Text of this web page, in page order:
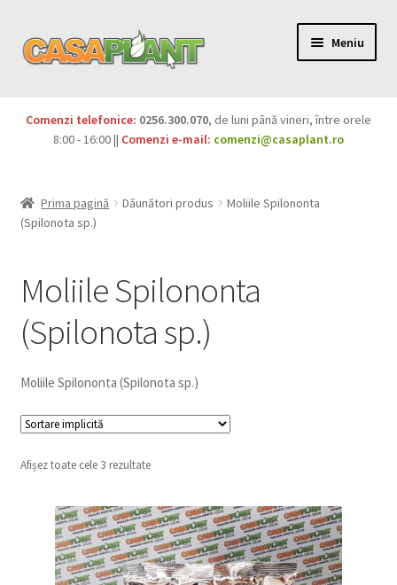
Meniu
Pesticide
Produse BIO
Igienă publică
Casa și grădina
Sere și solarii
Comenzi telefonice: 0256.300.070, de luni până vineri, între orele
8:00 - 16:00 || Comenzi e-mail: comenzi@casaplant.ro
Prima pagină Dăunători produs
Moliile Spilononta
(Spilonota sp.)
Moliile Spilononta
(Spilonota sp.)
Moliile Spilononta (Spilonota sp.)
Afișez toate cele 3 rezultate